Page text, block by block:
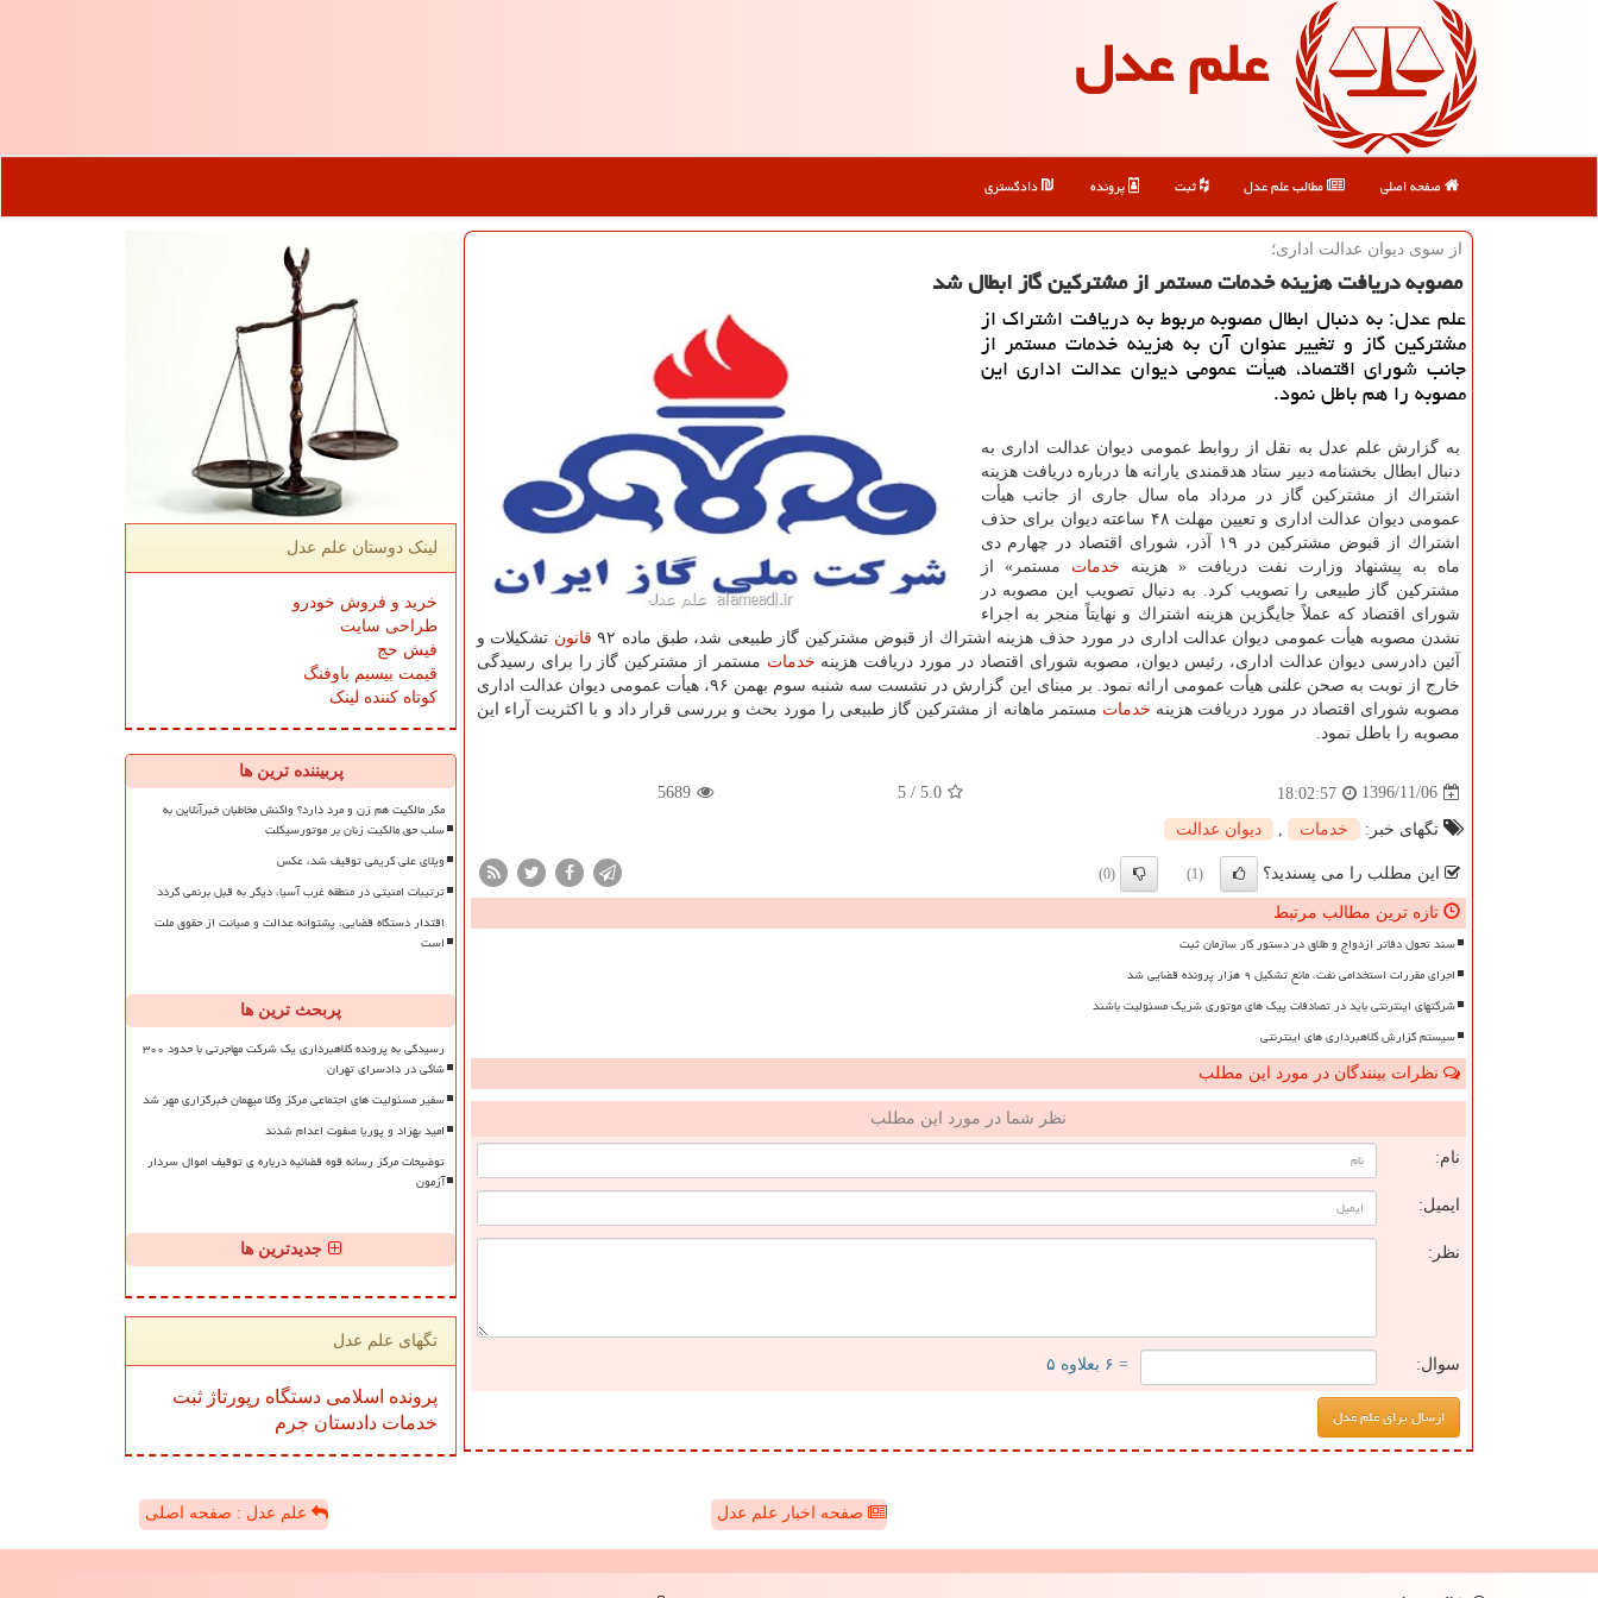
علم عدل
صفحه اصلی مطالب علم عدل ثبت پرونده دادگستری
از سوی دیوان عدالت اداری؛
مصوبه دریافت هزینه خدمات مستمر از مشتركین گاز ابطال شد
علم عدل: به دنبال ابطال مصوبه مربوط به دریافت اشتراك از
مشتركین گاز و تغییر عنوان آن به هزینه خدمات مستمر از
جانب شورای اقتصاد، هیأت عمومی دیوان عدالت اداری این
مصوبه را هم باطل نمود.
به گزارش علم عدل به نقل از روابط عمومی دیوان عدالت اداری به
دنبال ابطال بخشنامه دبیر ستاد هدقمندی یارانه ها درباره دریافت هزینه
اشتراك از مشتركین گاز در مرداد ماه سال جاری از جانب هیأت
عمومی دیوان عدالت اداری و تعیین مهلت ۴۸ ساعته دیوان برای حذف
اشتراك از قبوض مشتركین در ۱۹ آذر، شورای اقتصاد در چهارم دی
ماه به پیشنهاد وزارت نفت دریافت « هزینه خدمات مستمر» از
مشتركین گاز طبیعی را تصویب كرد. به دنبال تصویب این مصوبه در
شورای اقتصاد كه عملاً جایگزین هزینه اشتراك و نهایتاً منجر به اجراء
نشدن مصوبه هیأت عمومی دیوان عدالت اداری در مورد حذف هزینه اشتراك از قبوض مشتركین گاز طبیعی شد، طبق ماده ۹۲
قانون تشكیلات و
آئین دادرسی دیوان عدالت اداری، رئیس دیوان، مصوبه شورای اقتصاد در مورد دریافت هزینه خدمات مستمر از مشتركین گاز را برای رسیدگی
خارج از نوبت به صحن علنی هیأت عمومی ارائه نمود. بر مبنای این گزارش در نشست سه شنبه سوم بهمن ۹۶، هیأت عمومی دیوان عدالت اداری
مصوبه شورای اقتصاد در مورد دریافت هزینه خدمات مستمر ماهانه از مشتركین گاز طبیعی را مورد بحث و بررسی قرار داد و با اكثریت آراء این
مصوبه را باطل نمود.
1396/11/06
18:02:57
5.0
/
5
5689
تگهای خبر: خدمات دیوان عدالت
این مطلب را می پسندید؟ (1)
(0)
تازه ترین مطالب مرتبط
سند تحول دفاتر ازدواج و طلاق در دستور کار سازمان ثبت
اجرای مقررات استخدامی نفت، مانع تشکیل ۹ هزار پرونده قضایی شد
شرکتهای اینترنتی باید در تصادفات پیک های موتوری شریک مسئولیت باشند
سیستم گزارش کلاهبرداری های اینترنتی
نظرات بینندگان در مورد این مطلب
نظر شما در مورد این مطلب
نام:
ایمیل:
نظر:
سوال: = ۶ بعلاوه ۵
لینک دوستان علم عدل
خرید و فروش خودرو
طراحی سایت
فیش حج
قیمت بیسیم باوفنگ
کوتاه کننده لینک
پربیننده ترین ها
مگر مالکیت هم زن و مرد دارد؟ واکنش مخاطبان خبرآنلاین به
سلب حق مالکیت زنان بر موتورسیکلت
ویلای علی کریمی توقیف شد، عکس
ترتیبات امنیتی در منطقه غرب آسیا، دیگر به قبل برنمی گردد
اقتدار دستگاه قضایی، پشتوانه عدالت و صیانت از حقوق ملت
است
پربحث ترین ها
رسیدگی به پرونده کلاهبرداری یک شرکت مهاجرتی با حدود ۳۰۰
شاکی در دادسرای تهران
سفیر مسئولیت های اجتماعی مرکز وکلا میهمان خبرگزاری مهر شد
امید بهزاد و پوریا صفوت اعدام شدند
توضیحات مرکز رسانه قوه قضائیه درباره ی توقیف اموال سردار
آزمون
جدیدترین ها
تگهای علم عدل
پرونده اسلامی دستگاه رپورتاژ ثبت
خدمات دادستان جرم
صفحه اخبار علم عدل علم عدل : صفحه اصلی